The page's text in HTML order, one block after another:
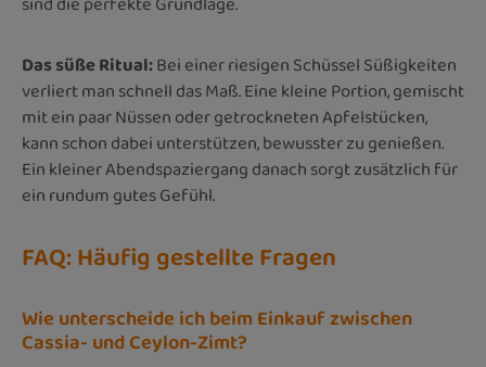
Das süße Ritual:Bei einer riesigen Schüssel Süßigkeiten
verliert man schnell das Maß. Eine kleine Portion, gemischt
mit ein paar Nüssen oder getrockneten Apfelstücken,
kann schon dabei unterstützen, bewusster zu genießen.
Ein kleiner Abendspaziergang danach sorgt zusätzlich für
ein rundum gutes Gefühl.
FAQ: Häufig gestellte Fragen
Wie unterscheide ich beim Einkauf zwischen
Cassia- und Ceylon-Zimt?